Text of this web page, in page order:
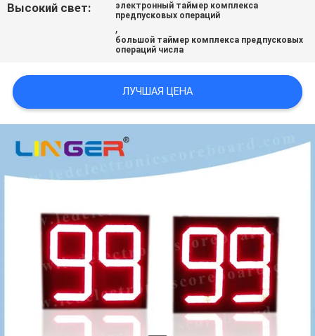
PRIVACY
Высокий свет:
электронный таймер комплекса
предпусковых операций
,
большой таймер комплекса предпусковых
операций числа
ЛУЧШАЯ ЦЕНА